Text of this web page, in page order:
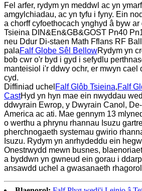
Fel arfer, rydym yn meddwl ac yn
amgylchiadau, ac yn tyfu i fyny. Ein
a chorff cyfoethocach ynghyd â byw ar
Tsieina DIN&En&GB&GOST Pn40
neu Ddur Di-staen Math Fflans RF
palaFalf Globe Sêl BellowRydym yn
bob cwr o'r byd i gyd i sefydlu
manteisiol i'r ddwy ochr, er mwyn cael
cyd.
Diffiniad uchel Falf Glôb Tsieina,Falf
CastHyd yn hyn mae ein nwyddau
ddwyrain Ewrop, y Dwyrain Canol,
America ac ati. Mae gennym 13
o werthu a phrynu rhannau Isuzu
pherchnogaeth systemau gwirio
Isuzu. Rydym yn anrhydeddu ein
Onestrwydd mewn busnes,
a byddwn yn gwneud ein gorau i
ansawdd uchel a gwasanaeth